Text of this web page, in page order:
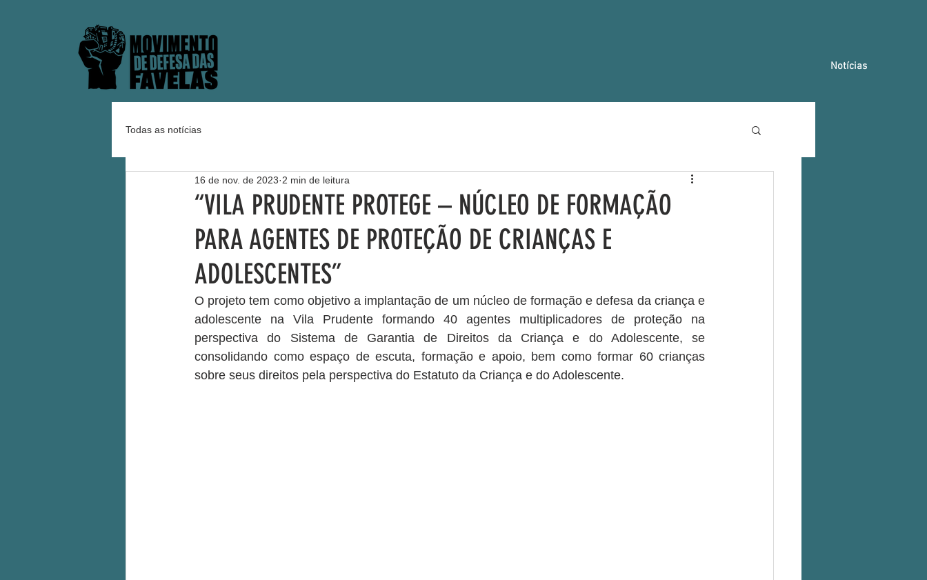
Notícias
Todas as notícias
“VILA PRUDENTE PROTEGE – NÚCLEO DE FORMAÇÃO
PARA AGENTES DE PROTEÇÃO DE CRIANÇAS E
ADOLESCENTES”
16 de nov. de 2023 2 min de leitura
O projeto tem como objetivo a implantação de um núcleo de formação e defesa da criança e
adolescente na Vila Prudente formando 40 agentes multiplicadores de proteção na
perspectiva do Sistema de Garantia de Direitos da Criança e do Adolescente, se
consolidando como espaço de escuta, formação e apoio, bem como formar 60 crianças
sobre seus direitos pela perspectiva do Estatuto da Criança e do Adolescente.